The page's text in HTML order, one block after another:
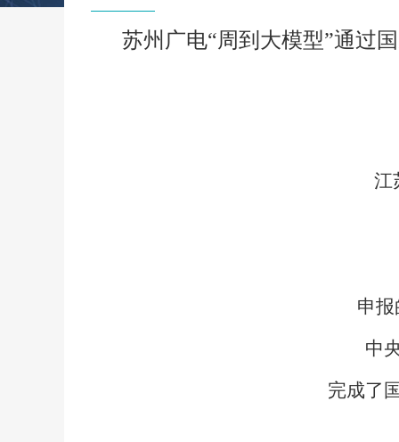
苏州广电“周到大模型”通过
江
申报
中
完成了